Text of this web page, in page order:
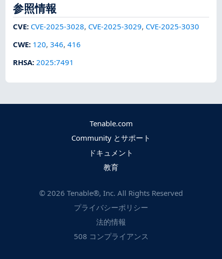
参照情報
CVE: CVE-2025-3028, CVE-2025-3029, CVE-2025-3030
CWE: 120,346,416
RHSA:2025:7491
Tenable.com
Community とサポート
ドキュメント
教育
© 2026 Tenable®, Inc. All Rights Reserved
プライバシーポリシー
法的情報
508 コンプライアンス